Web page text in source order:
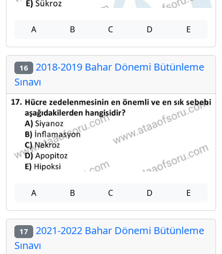
A B C D E
16 2018-2019 Bahar Dönemi Bütünleme
Sınavı
A B C D E
17 2021-2022 Bahar Dönemi Bütünleme
Sınavı